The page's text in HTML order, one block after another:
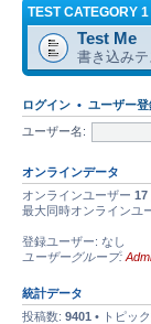
TEST CATEGORY 1
Test Me
書き込みテ
ログイン • ユーザー登
ユーザー名:
オンラインデータ
オンラインユーザー 17
最大同時オンラインユ
登録ユーザー: なし
ユーザーグループ:
統計データ
投稿数: 9401 • トピッ